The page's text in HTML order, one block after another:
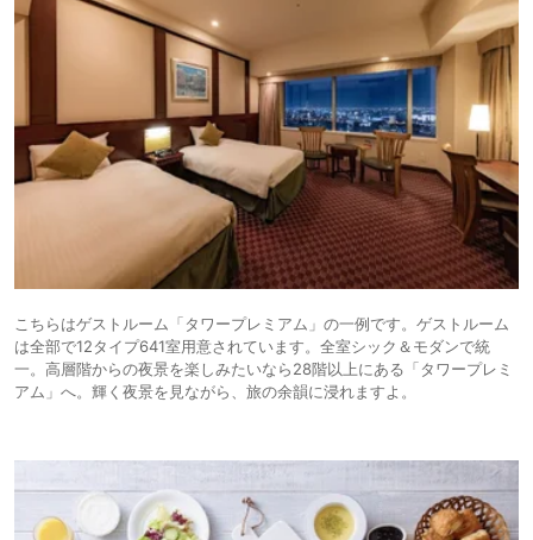
こちらはゲストルーム「タワープレミアム」の一例です。ゲストルーム
は全部で12タイプ641室用意されています。全室シック＆モダンで統
一。高層階からの夜景を楽しみたいなら28階以上にある「タワープレミ
アム」へ。輝く夜景を見ながら、旅の余韻に浸れますよ。